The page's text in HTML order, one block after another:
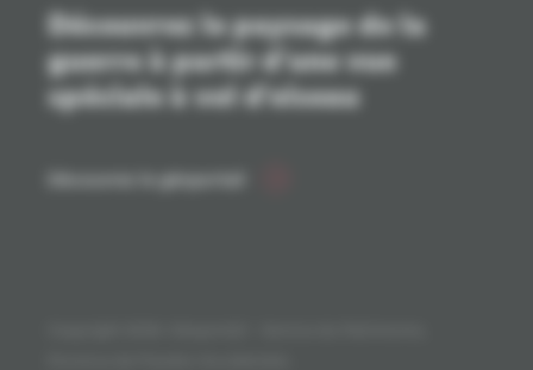
Découvrez le paysage de la
guerre à partir d'une vue
spéciale à vol d'oiseau
Découvrez le géoportail